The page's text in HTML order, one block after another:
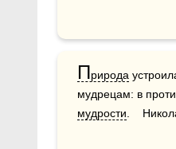
Природа
мудрости .